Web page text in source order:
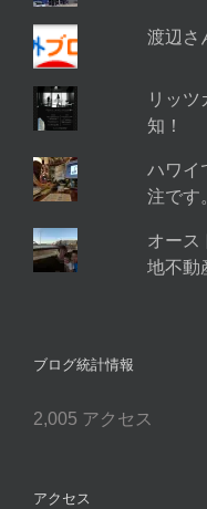
渡辺さ
リッ
知！
ハワイ
注です
オース
地不動
ブログ統計情報
2,005 アクセス
アクセス